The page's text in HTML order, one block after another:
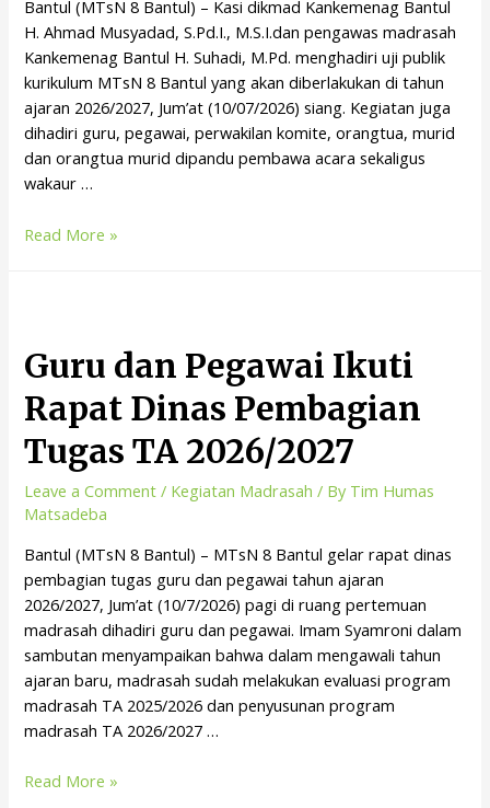
Bantul (MTsN 8 Bantul) – Kasi dikmad Kankemenag Bantul
H. Ahmad Musyadad, S.Pd.I., M.S.I.dan pengawas madrasah
Kankemenag Bantul H. Suhadi, M.Pd. menghadiri uji publik
kurikulum MTsN 8 Bantul yang akan diberlakukan di tahun
ajaran 2026/2027, Jum’at (10/07/2026) siang. Kegiatan juga
dihadiri guru, pegawai, perwakilan komite, orangtua, murid
dan orangtua murid dipandu pembawa acara sekaligus
wakaur …
Read More »
Guru dan Pegawai Ikuti
Rapat Dinas Pembagian
Tugas TA 2026/2027
Leave a Comment / Kegiatan Madrasah / By Tim Humas
Matsadeba
Bantul (MTsN 8 Bantul) – MTsN 8 Bantul gelar rapat dinas
pembagian tugas guru dan pegawai tahun ajaran
2026/2027, Jum’at (10/7/2026) pagi di ruang pertemuan
madrasah dihadiri guru dan pegawai. Imam Syamroni dalam
sambutan menyampaikan bahwa dalam mengawali tahun
ajaran baru, madrasah sudah melakukan evaluasi program
madrasah TA 2025/2026 dan penyusunan program
madrasah TA 2026/2027 …
Read More »